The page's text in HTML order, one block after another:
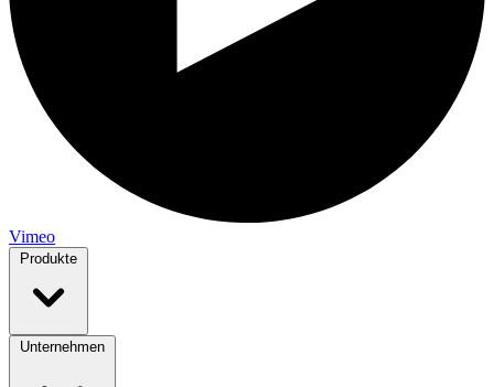
Vimeo
Produkte
Unternehmen